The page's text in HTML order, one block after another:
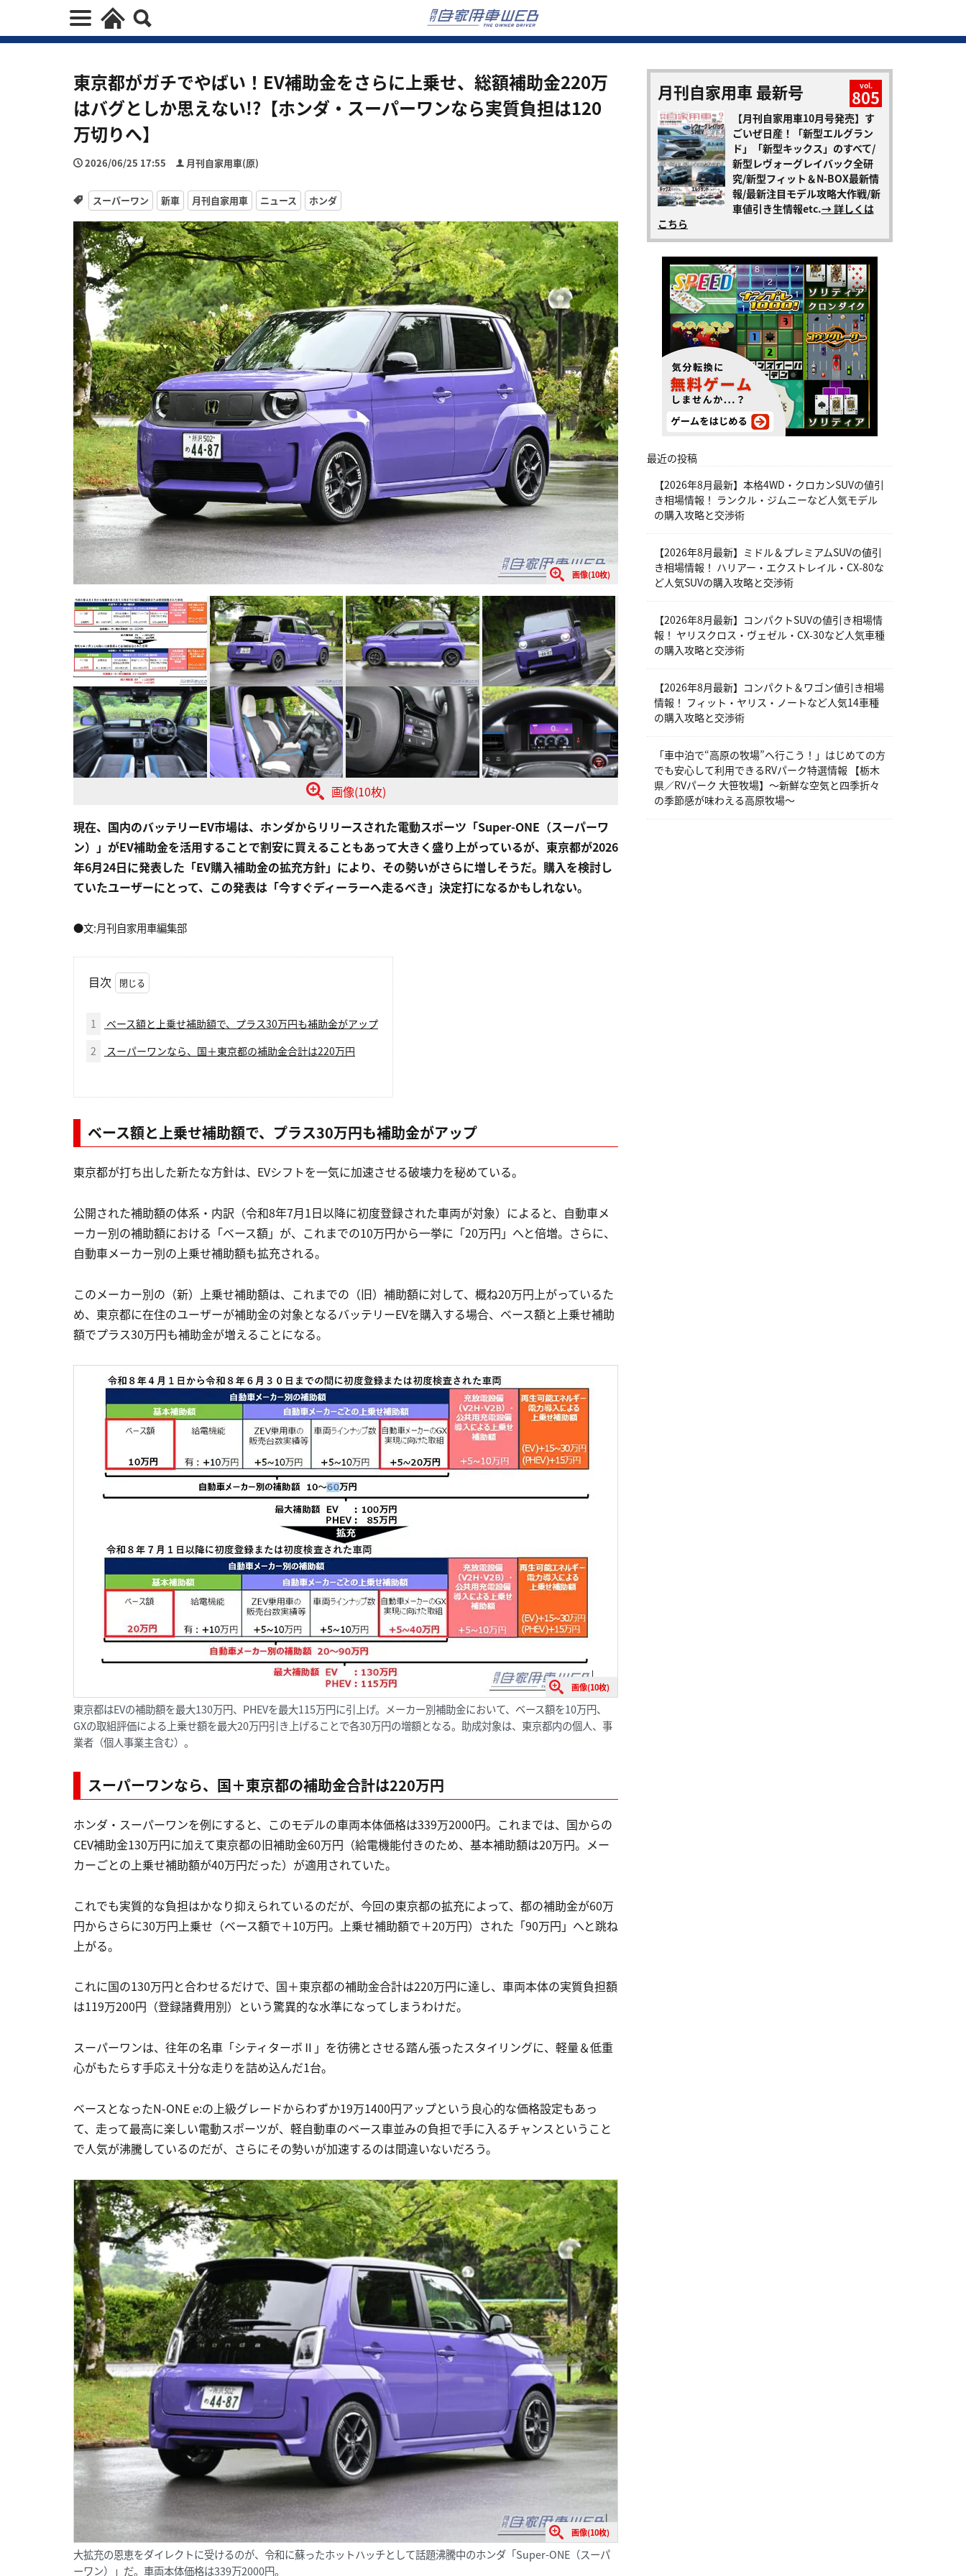
東京都がガチでやばい！EV補助金をさらに上乗せ、総額補助金220万
はバグとしか思えない!?【ホンダ・スーパーワンなら実質負担は120
万切りへ】
2026/06/25 17:55 月刊自家用車(原)
スーパーワン 新車 月刊自家用車 ニュース ホンダ
画像(10枚)
画像(10枚)
現在、国内のバッテリーEV市場は、ホンダからリリースされた電動スポーツ「Super-ONE（スーパーワ
ン）」がEV補助金を活用することで割安に買えることもあって大きく盛り上がっているが、東京都が2026
年6月24日に発表した「EV購入補助金の拡充方針」により、その勢いがさらに増しそうだ。購入を検討し
ていたユーザーにとって、この発表は「今すぐディーラーへ走るべき」決定打になるかもしれない。
●文:月刊自家用車編集部
目次
1
ベース額と上乗せ補助額で、プラス30万円も補助金がアップ
2
スーパーワンなら、国＋東京都の補助金合計は220万円
ベース額と上乗せ補助額で、プラス30万円も補助金がアップ
東京都が打ち出した新たな方針は、EVシフトを一気に加速させる破壊力を秘めている。
公開された補助額の体系・内訳（令和8年7月1日以降に初度登録された車両が対象）によると、自動車メ
ーカー別の補助額における「ベース額」が、これまでの10万円から一挙に「20万円」へと倍増。さらに、
自動車メーカー別の上乗せ補助額も拡充される。
このメーカー別の（新）上乗せ補助額は、これまでの（旧）補助額に対して、概ね20万円上がっているた
め、東京都に在住のユーザーが補助金の対象となるバッテリーEVを購入する場合、ベース額と上乗せ補助
額でプラス30万円も補助金が増えることになる。
画像(10枚)
東京都はEVの補助額を最大130万円、PHEVを最大115万円に引上げ。メーカー別補助金において、ベース額を10万円、
GXの取組評価による上乗せ額を最大20万円引き上げることで各30万円の増額となる。助成対象は、東京都内の個人、事
業者（個人事業主含む）。
スーパーワンなら、国＋東京都の補助金合計は220万円
ホンダ・スーパーワンを例にすると、このモデルの車両本体価格は339万2000円。これまでは、国からの
CEV補助金130万円に加えて東京都の旧補助金60万円（給電機能付きのため、基本補助額は20万円。メー
カーごとの上乗せ補助額が40万円だった）が適用されていた。
これでも実質的な負担はかなり抑えられているのだが、今回の東京都の拡充によって、都の補助金が60万
円からさらに30万円上乗せ（ベース額で＋10万円。上乗せ補助額で＋20万円）された「90万円」へと跳ね
上がる。
これに国の130万円と合わせるだけで、国＋東京都の補助金合計は220万円に達し、車両本体の実質負担額
は119万200円（登録諸費用別）という驚異的な水準になってしまうわけだ。
スーパーワンは、往年の名車「シティターボⅡ」を彷彿とさせる踏ん張ったスタイリングに、軽量＆低重
心がもたらす手応え十分な走りを詰め込んだ1台。
ベースとなったN-ONE e:の上級グレードからわずか19万1400円アップという良心的な価格設定もあっ
て、走って最高に楽しい電動スポーツが、軽自動車のベース車並みの負担で手に入るチャンスということ
で人気が沸騰しているのだが、さらにその勢いが加速するのは間違いないだろう。
画像(10枚)
大拡充の恩恵をダイレクトに受けるのが、令和に蘇ったホットハッチとして話題沸騰中のホンダ「Super-ONE（スーパ
ーワン）」だ。車両本体価格は339万2000円。
月刊自家用車 最新号 vol.
805
【月刊自家用車10月号発売】す
ごいぜ日産！「新型エルグラン
ド」「新型キックス」のすべて/
新型レヴォーグレイバック全研
究/新型フィット＆N-BOX最新情
報/最新注目モデル攻略大作戦/新
車値引き生情報etc.→ 詳しくは
こちら
最近の投稿
【2026年8月最新】本格4WD・クロカンSUVの値引
き相場情報！ ランクル・ジムニーなど人気モデル
の購入攻略と交渉術
【2026年8月最新】ミドル＆プレミアムSUVの値引
き相場情報！ ハリアー・エクストレイル・CX-80な
ど人気SUVの購入攻略と交渉術
【2026年8月最新】コンパクトSUVの値引き相場情
報！ ヤリスクロス・ヴェゼル・CX-30など人気車種
の購入攻略と交渉術
【2026年8月最新】コンパクト＆ワゴン値引き相場
情報！ フィット・ヤリス・ノートなど人気14車種
の購入攻略と交渉術
「車中泊で“高原の牧場”へ行こう！」はじめての方
でも安心して利用できるRVパーク特選情報 【栃木
県／RVパーク 大笹牧場】～新鮮な空気と四季折々
の季節感が味わえる高原牧場～